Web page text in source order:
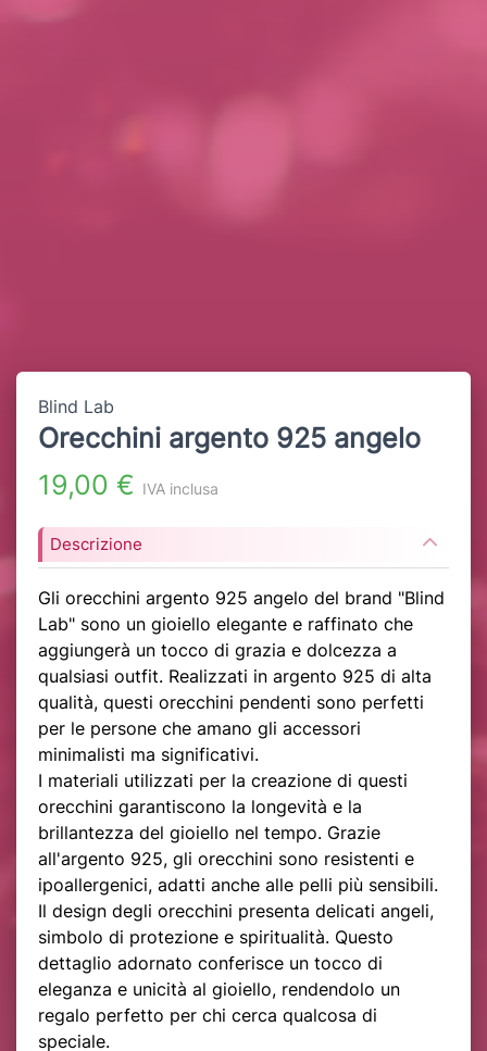
Blind Lab
Orecchini argento 925 angelo
19,00 € IVA inclusa
Descrizione
Gli orecchini argento 925 angelo del brand "Blind
Lab" sono un gioiello elegante e raffinato che
aggiungerà un tocco di grazia e dolcezza a
qualsiasi outfit. Realizzati in argento 925 di alta
qualità, questi orecchini pendenti sono perfetti
per le persone che amano gli accessori
minimalisti ma significativi.
I materiali utilizzati per la creazione di questi
orecchini garantiscono la longevità e la
brillantezza del gioiello nel tempo. Grazie
all'argento 925, gli orecchini sono resistenti e
ipoallergenici, adatti anche alle pelli più sensibili.
Il design degli orecchini presenta delicati angeli,
simbolo di protezione e spiritualità. Questo
dettaglio adornato conferisce un tocco di
eleganza e unicità al gioiello, rendendolo un
regalo perfetto per chi cerca qualcosa di
speciale.